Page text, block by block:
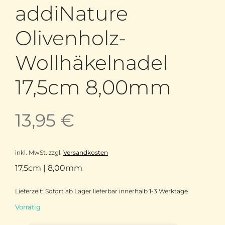
addiNature
Olivenholz-
Wollhäkelnadel
17,5cm 8,00mm
13,95 €
inkl. MwSt. zzgl. Versandkosten
17,5cm | 8,00mm
Lieferzeit: Sofort ab Lager lieferbar innerhalb 1-3 Werktage
Vorrätig